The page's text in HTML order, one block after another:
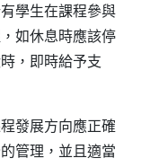
學生在課程參與
如休息時應該停
，即時給予支
發展方向應正確
管理，並且適當